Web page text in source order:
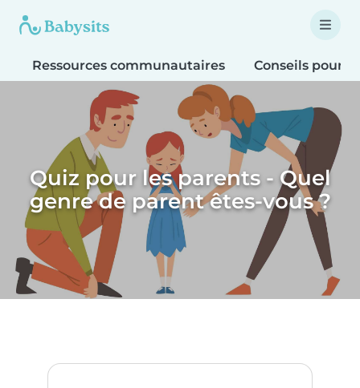
Ressources communautaires Conseils pour
Quiz pour les parents - Quel
genre de parent êtes-vous ?